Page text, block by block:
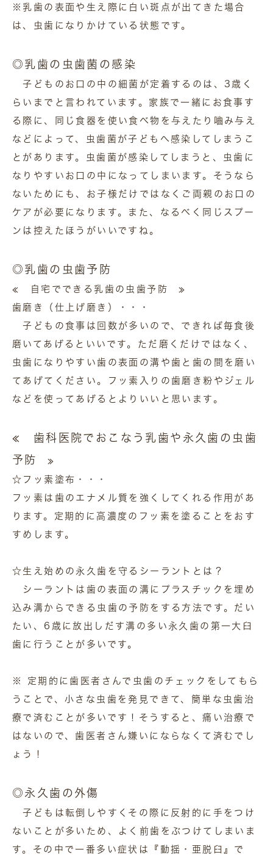
※乳歯の表面や生え際に白い斑点が出てきた場合
は、虫歯になりかけている状態です。
◎乳歯の虫歯菌の感染
子どものお口の中の細菌が定着するのは、3歳く
らいまでと言われています。家族で一緒にお食事す
る際に、同じ食器を使い食べ物を与えたり嚙み与え
などによって、虫歯菌が子どもへ感染してしまうこ
とがあります。虫歯菌が感染してしまうと、虫歯に
なりやすいお口の中になってしまいます。そうなら
ないためにも、お子様だけではなくご両親のお口の
ケアが必要になります。また、なるべく同じスプー
ンは控えたほうがいいですね。
◎乳歯の虫歯予防
≪ 自宅でできる乳歯の虫歯予防 ≫
歯磨き（仕上げ磨き）・・・
子どもの食事は回数が多いので、できれば毎食後
磨いてあげるといいです。ただ磨くだけではなく、
虫歯になりやすい歯の表面の溝や歯と歯の間を磨い
てあげてください。フッ素入りの歯磨き粉やジェル
などを使ってあげるとよりいいと思います。
≪ 歯科医院でおこなう乳歯や永久歯の虫歯
予防
≫
☆フッ素塗布・・・
フッ素は歯のエナメル質を強くしてくれる作用があ
ります。定期的に高濃度のフッ素を塗ることをおす
すめします。
☆生え始めの永久歯を守るシーラントとは？
シーラントは歯の表面の溝にプラスチックを埋め
込み溝からできる虫歯の予防をする方法です。だい
たい、6歳に放出しだす溝の多い永久歯の第一大臼
歯に行うことが多いです。
※ 定期的に歯医者さんで虫歯のチェックをしてもら
うことで、小さな虫歯を発見できて、簡単な虫歯治
療で済むことが多いです！そうすると、痛い治療で
はないので、歯医者さん嫌いにならなくて済むでし
ょう！
◎永久歯の外傷
子どもは転倒しやすくその際に反射的に手をつけ
ないことが多いため、よく前歯をぶつけてしまいま
す。その中で一番多い症状は『動揺・亜脱臼』で